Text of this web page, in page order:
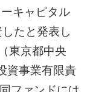
キャピタル
たと発表し
東京都中央
資事業有限責